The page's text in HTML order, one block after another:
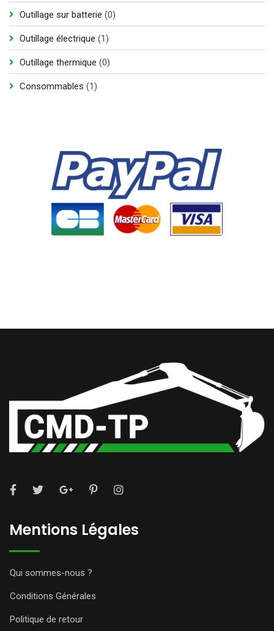
Outillage sur batterie 00
Outillage électrique 11
Outillage thermique 00
Consommables 11
Mentions Légales
Qui sommes-nous ?
Conditions Générales
Politique de retour